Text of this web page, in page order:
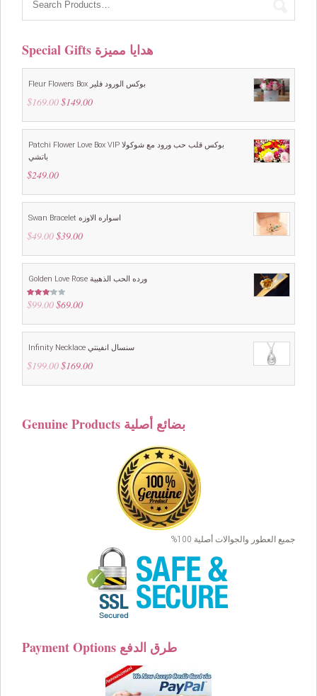
Special Gifts هدايا مميزة
Fleur Flowers Box بوكس الورود فلير
$169.00 Original
was:
$149.00Current
is:
Patchi Flower Love Box VIP بوكس قلب حب ورود مع شوكولا
باتشي
$249.00
Swan Bracelet اسواره الاوزه
$49.00 Original
was:
$39.00Current
is:
Golden Love Rose ورده الحب الذهبية
Rated
3.00
5
$99.00 Original
was:
$69.00Current
is:
Infinity Necklace سنسال انفينتي
$199.00 Original
was:
$169.00Current
is:
Genuine Products بضائع أصلية
جميع العطور والجوالات أصلية 100%
Payment Options طرق الدفع